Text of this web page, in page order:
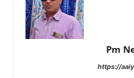
Pm
https://